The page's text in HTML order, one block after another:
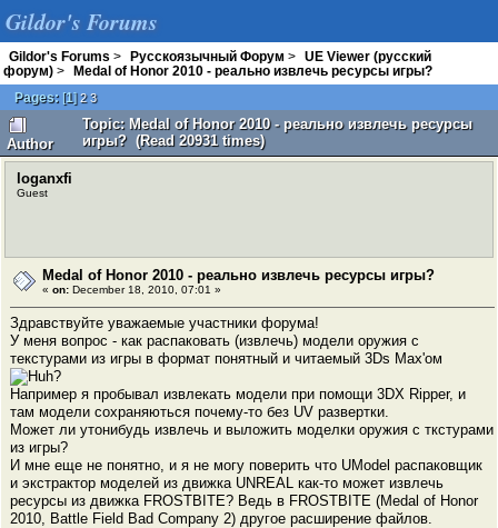
Gildor's Forums
Gildor's Forums > Русскоязычный Форум >
UE Viewer (русский
форум) >
Medal of Honor 2010 - реально извлечь ресурсы игры?
Pages: [1]2 3
Author
Topic: Medal of Honor 2010 - реально извлечь ресурсы
игры? (Read 20931 times)
loganxfi
Guest
Medal of Honor 2010 - реально извлечь ресурсы игры?
« on: December 18, 2010, 07:01 »
Здравствуйте уважаемые участники форума!
У меня вопрос - как распаковать (извлечь) модели оружия с
текстурами из игры в формат понятный и читаемый 3Ds Max'ом
Например я пробывал извлекать модели при помощи 3DX Ripper, и
там модели сохраняються почему-то без UV развертки.
Может ли утонибудь извлечь и выложить моделки оружия с ткстурами
из игры?
И мне еще не понятно, и я не могу поверить что UModel распаковщик
и экстрактор моделей из движка UNREAL как-то может извлечь
ресурсы из движка FROSTBITE? Ведь в FROSTBITE (Medal of Honor
2010, Battle Field Bad Company 2) другое расширение файлов.